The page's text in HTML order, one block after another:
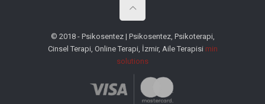
© 2018 - Psikosentez | Psikosentez, Psikoterapi,
Cinsel Terapi, Online Terapi, İzmir, Aile Terapisi min
solutions